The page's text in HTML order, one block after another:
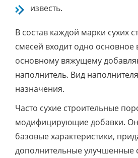
известь.
В состав каждой марки сухих
смесей входит одно
основному вяжущему
наполнитель. Вид
назначения.
Часто сухие строительные
модифицирующие добавки.
базовые характеристики,
дополнительные улучшенные